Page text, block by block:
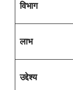
विभाग
लाभ
उद्देश्य